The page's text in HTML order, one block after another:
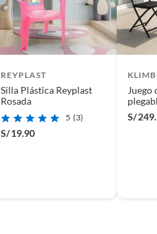
REYPLAST
Silla Plástica Reyplast
Rosada
5 (3)
S/ 19.90
Juego
S/